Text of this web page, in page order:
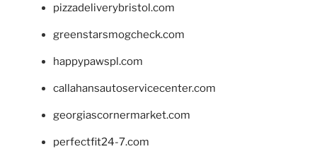
pizzadeliverybristol.com
greenstarsmogcheck.com
happypawspl.com
callahansautoservicecenter.com
georgiascornermarket.com
perfectfit24-7.com